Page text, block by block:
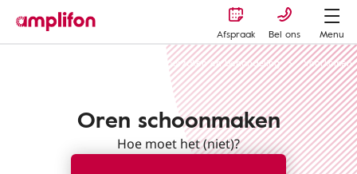
Afspraak Bel ons
Menu
Gehoorverlies of gehoorschade - oorzaken en behandeling
Voorkomen
Oren schoonmaken
Hoe moet het (niet)?